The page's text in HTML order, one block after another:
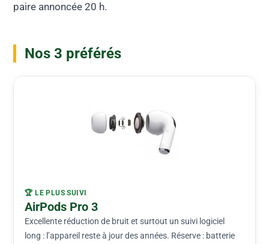
paire annoncée 20 h.
Nos 3 préférés
🏆 LE PLUS SUIVI
AirPods Pro 3
Excellente réduction de bruit et surtout un suivi logiciel
long : l’appareil reste à jour des années. Réserve : batterie